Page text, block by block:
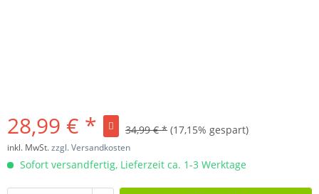
28,99 € * 34,99 € * (17,15% gespart)
inkl. MwSt.zzgl. Versandkosten
Sofort versandfertig, Lieferzeit ca. 1-3 Werktage